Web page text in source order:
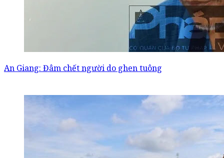
An Giang: Đâm chết người do ghen tuông